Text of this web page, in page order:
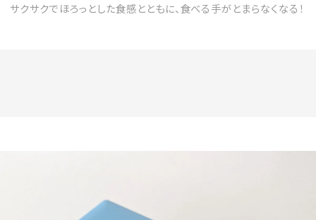
サクサクでほろっとした食感とともに、食べる手がとまらなくなる！